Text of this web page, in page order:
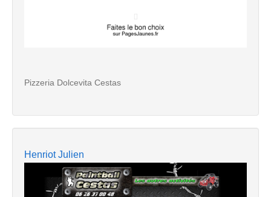
Pizzeria Dolcevita Cestas
Henriot Julien